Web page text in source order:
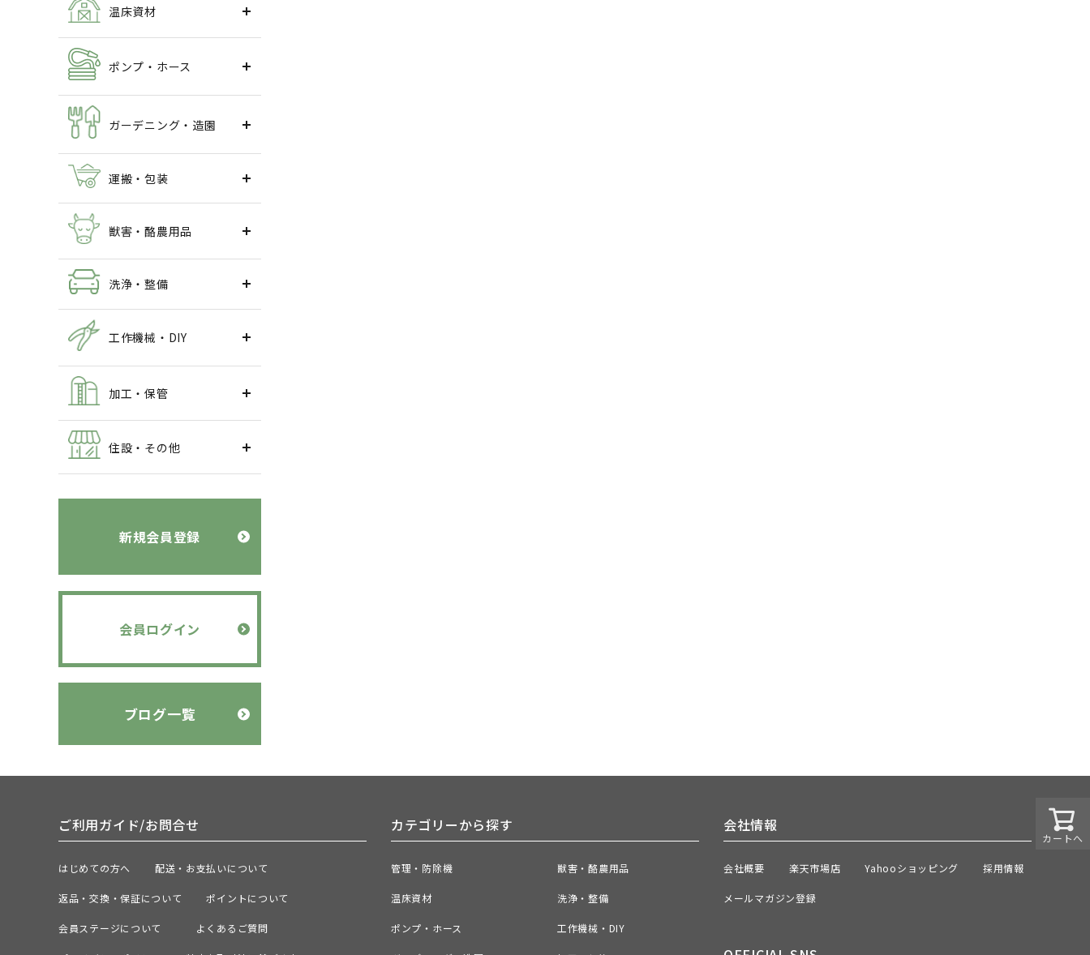
温床資材
ポンプ・ホース
ガーデニング・造園
運搬・包装
獣害・酪農用品
洗浄・整備
工作機械・DIY
加工・保管
住設・その他
新規会員登録
会員ログイン
ブログ一覧
カートへ
ご利用ガイド/お問合せ
はじめての方へ 配送・お支払いについて
返品・交換・保証について ポイントについて
会員ステージについて よくあるご質問
カテゴリーから探す
管理・防除機 獣害・酪農用品
温床資材 洗浄・整備
ポンプ・ホース 工作機械・DIY
会社情報
会社概要 楽天市場店 Yahooショッピング 採用情報
メールマガジン登録